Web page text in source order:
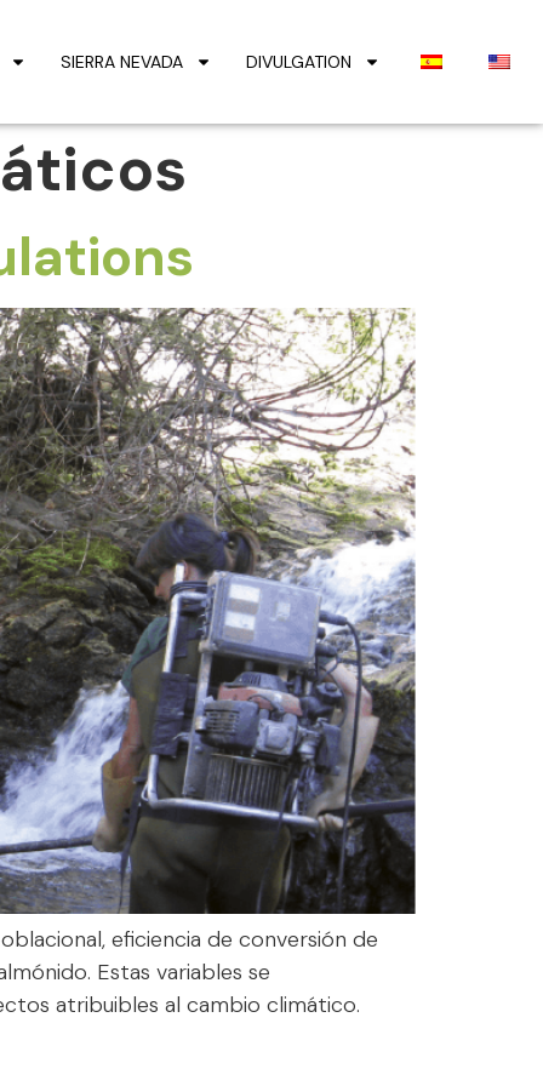
SIERRA NEVADA DIVULGATION
eficiencia de conversión de
Estas variables se
atribuibles al cambio climático.